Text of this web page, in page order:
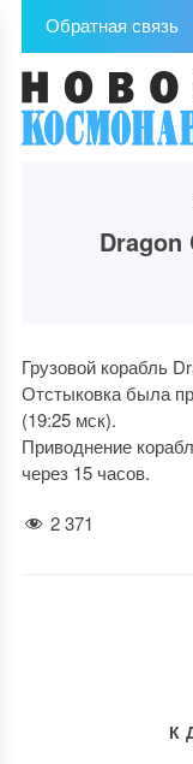
Обратная связь
Dragon
Грузовой корабль
Отстыковка была
(19:25 мск).
Приводнение
через 15 часов.
2 371
К